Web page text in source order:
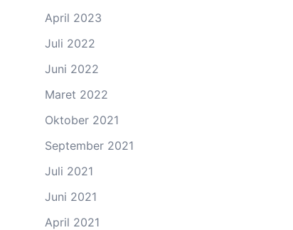
April 2023
Juli 2022
Juni 2022
Maret 2022
Oktober 2021
September 2021
Juli 2021
Juni 2021
April 2021